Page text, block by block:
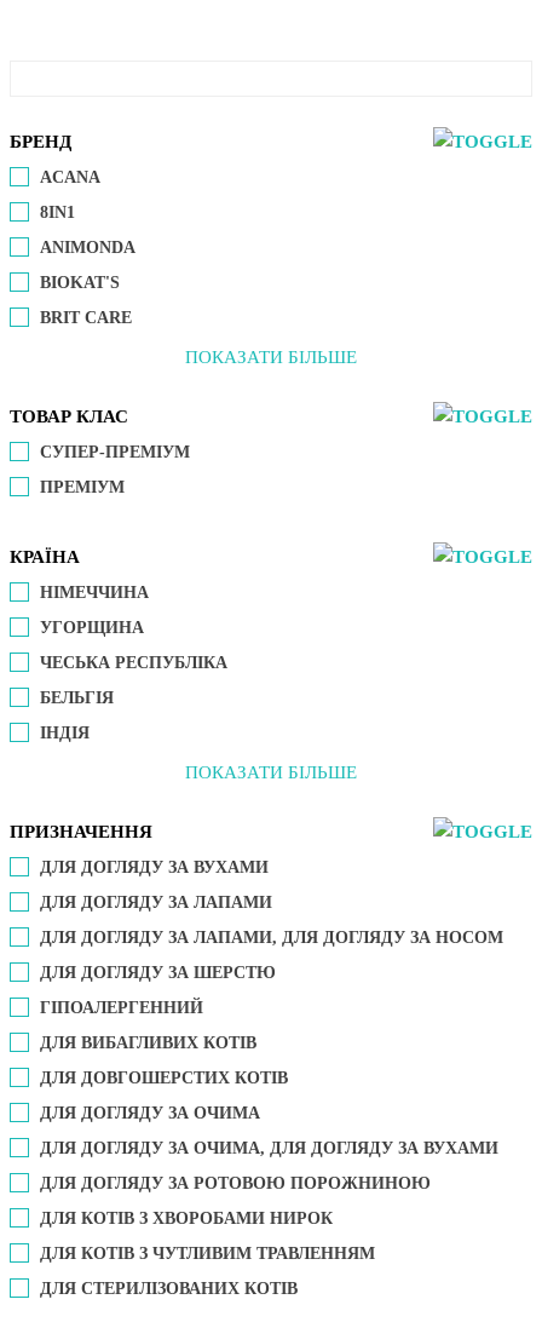
БРЕНД
ACANA
8IN1
ANIMONDA
BIOKAT'S
BRIT CARE
ПОКАЗАТИ БІЛЬШЕ
ТОВАР КЛАС
СУПЕР-ПРЕМІУМ
ПРЕМІУМ
КРАЇНА
НІМЕЧЧИНА
УГОРЩИНА
ЧЕСЬКА РЕСПУБЛІКА
БЕЛЬГІЯ
ІНДІЯ
ПОКАЗАТИ БІЛЬШЕ
ПРИЗНАЧЕННЯ
ДЛЯ ДОГЛЯДУ ЗА ВУХАМИ
ДЛЯ ДОГЛЯДУ ЗА ЛАПАМИ
ДЛЯ ДОГЛЯДУ ЗА ЛАПАМИ, ДЛЯ ДОГЛЯДУ ЗА НОСОМ
ДЛЯ ДОГЛЯДУ ЗА ШЕРСТЮ
ГІПОАЛЕРГЕННИЙ
ДЛЯ ВИБАГЛИВИХ КОТІВ
ДЛЯ ДОВГОШЕРСТИХ КОТІВ
ДЛЯ ДОГЛЯДУ ЗА ОЧИМА
ДЛЯ ДОГЛЯДУ ЗА ОЧИМА, ДЛЯ ДОГЛЯДУ ЗА ВУХАМИ
ДЛЯ ДОГЛЯДУ ЗА РОТОВОЮ ПОРОЖНИНОЮ
ДЛЯ КОТІВ З ХВОРОБАМИ НИРОК
ДЛЯ КОТІВ З ЧУТЛИВИМ ТРАВЛЕННЯМ
ДЛЯ СТЕРИЛІЗОВАНИХ КОТІВ